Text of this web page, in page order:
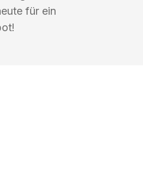
für ein